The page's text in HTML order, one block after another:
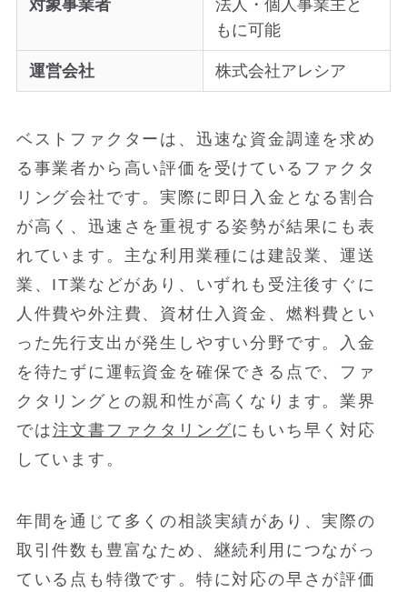
対象事業者
法人・個人事業主と
もに可能
運営会社 株式会社アレシア
ベストファクターは、迅速な資金調達を求め
る事業者から高い評価を受けているファクタ
リング会社です。実際に即日入金となる割合
が高く、迅速さを重視する姿勢が結果にも表
れています。主な利用業種には建設業、運送
業、IT業などがあり、いずれも受注後すぐに
人件費や外注費、資材仕入資金、燃料費とい
った先行支出が発生しやすい分野です。入金
を待たずに運転資金を確保できる点で、ファ
クタリングとの親和性が高くなります。業界
では注文書ファクタリングにもいち早く対応
しています。
年間を通じて多くの相談実績があり、実際の
取引件数も豊富なため、継続利用につながっ
ている点も特徴です。特に対応の早さが評価